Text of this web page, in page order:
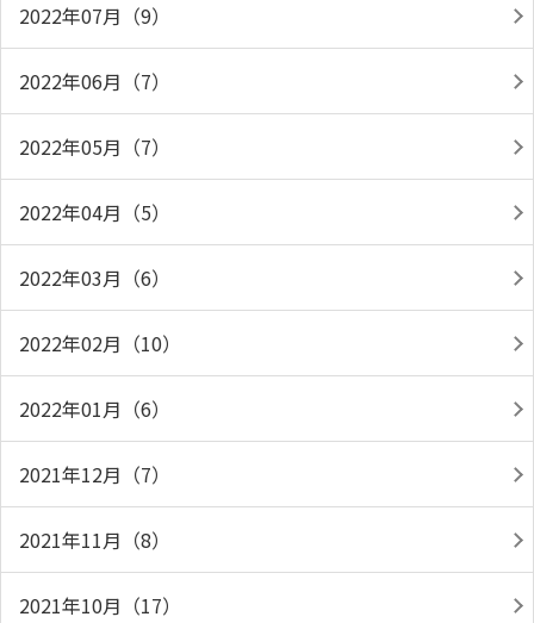
2022年07月（9）
2022年06月（7）
2022年05月（7）
2022年04月（5）
2022年03月（6）
2022年02月（10）
2022年01月（6）
2021年12月（7）
2021年11月（8）
2021年10月（17）